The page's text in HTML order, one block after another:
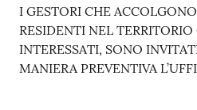
I GESTORI CHE
RESIDENTI NEL
INTERESSATI, SONO
MANIERA PREVENTIVA